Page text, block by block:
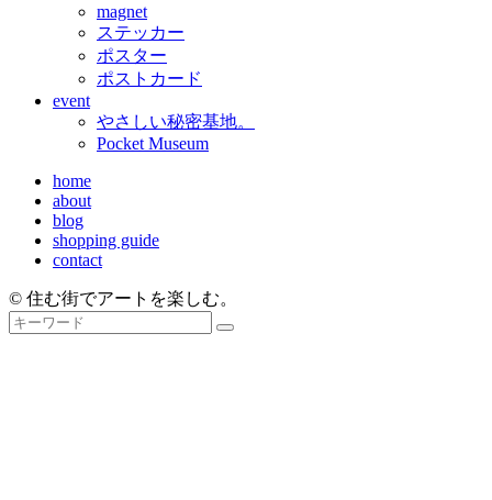
magnet
ステッカー
ポスター
ポストカード
event
やさしい秘密基地。
Pocket Museum
home
about
blog
shopping guide
contact
© 住む街でアートを楽しむ。